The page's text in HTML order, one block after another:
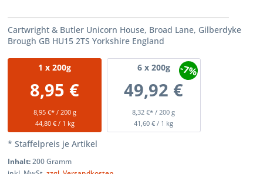
Cartwright & Butler Unicorn House, Broad Lane, Gilberdyke
Brough GB HU15 2TS Yorkshire England
1 x 200g
8,95 €
8,95 €* / 200 g
44,80 € / 1 kg
6x 200g
49,92 €
8,32 €* / 200 g
-7%
41,60 € / 1 kg
* Staffelpreis je Artikel
Inhalt:200 Gramm